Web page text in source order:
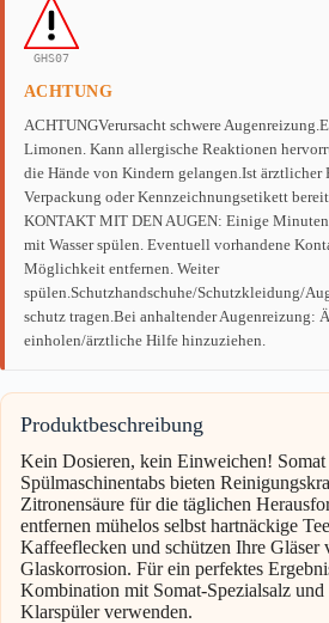
GHS07
ACHTUNG
ACHTUNGVerursacht schwere
Limonen. Kann allergische Reaktionen
die Hände von Kindern gelangen.Ist ärztlicher
Verpackung oder Kennzeichnungsetikett
KONTAKT MIT DEN AUGEN: Einige
mit Wasser spülen. Eventuell vorhandene
Möglichkeit entfernen. Weiter
spülen.Schutzhandschuhe/Schutzkleidung/
schutz tragen.Bei anhaltender Augenreizung:
einholen/ärztliche Hilfe hinzuziehen.
Produktbeschreibung
Kein Dosieren, kein Einweichen! Somat
Spülmaschinentabs bieten
Zitronensäure für die täglichen
entfernen mühelos selbst hartnäckige
Kaffeeflecken und schützen Ihre Gläser
Glaskorrosion. Für ein perfektes
Kombination mit Somat-Spezialsalz und
Klarspüler verwenden.